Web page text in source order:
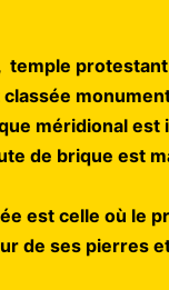
temple
méridional
de brique est
est celle où le
de ses pierres